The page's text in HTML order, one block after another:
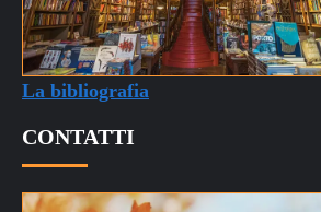
La bibliografia
CONTATTI